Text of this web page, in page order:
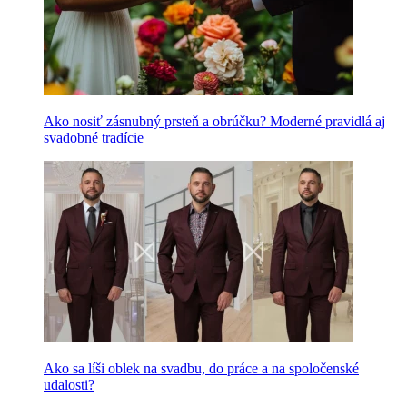
Ako nosiť zásnubný prsteň a obrúčku? Moderné pravidlá aj
svadobné tradície
Ako sa líši oblek na svadbu, do práce a na spoločenské
udalosti?